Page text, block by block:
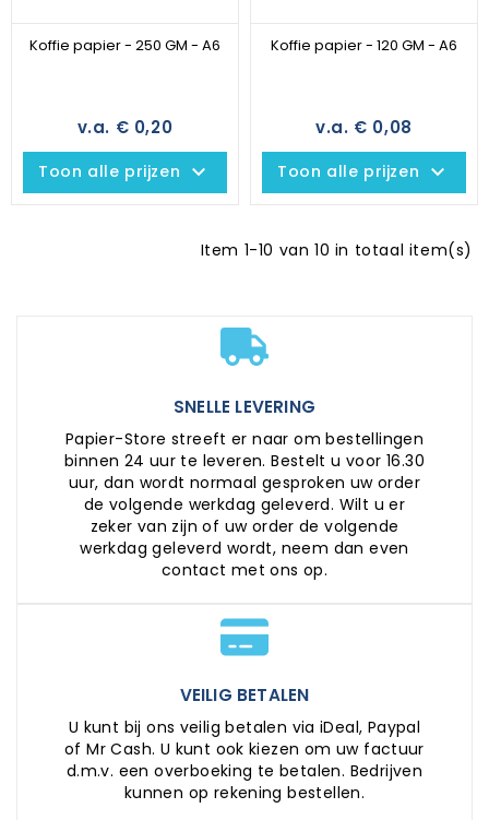
Koffie papier - 250 GM - A6
v.a. € 0,20
Toon alle prijzen keyboard_arrow_down
Koffie papier - 120 GM - A6
v.a. € 0,08
Toon alle prijzen keyboard_arrow_down
Item 1-10 van 10 in totaal item(s)
SNELLE LEVERING
Papier-Store streeft er naar om bestellingen
binnen 24 uur te leveren. Bestelt u voor 16.30
uur, dan wordt normaal gesproken uw order
de volgende werkdag geleverd. Wilt u er
zeker van zijn of uw order de volgende
werkdag geleverd wordt, neem dan even
contact met ons op.
VEILIG BETALEN
U kunt bij ons veilig betalen via iDeal, Paypal
of Mr Cash. U kunt ook kiezen om uw factuur
d.m.v. een overboeking te betalen. Bedrijven
kunnen op rekening bestellen.